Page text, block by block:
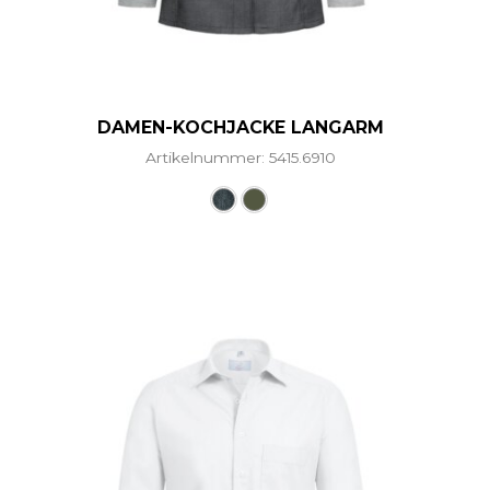
DAMEN-KOCHJACKE LANGARM
Artikelnummer: 5415.6910